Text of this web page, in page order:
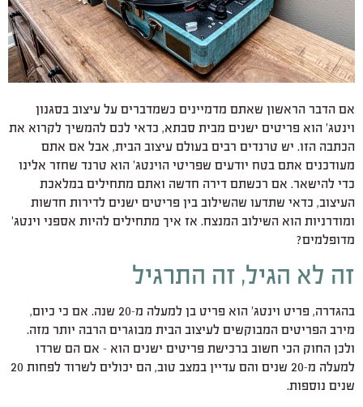
אם הדבר הראשון שאתם מדמיינים כשמדברים על עיצוב בסגנון
וינטג' הוא פריטים ישנים מבית סבתא, כדאי לכם להמשיך לקרוא את
הכתבה הזו. יש טרנדים רבים בעולם עיצוב הבית, אבל אם אתם
מעודכנים אתם בטח יודעים שפריטי הוינטג' הוא טרנד שחזר אלינו
כדי להישאר. אם רכשתם דירה חדשה ואתם מתחילים במלאכת
העיצוב, כדאי שתדעו שהשילוב בין פריטים ישנים לדירות חדשות
ומודרניות הוא השילוב המנצח. אז איך מתחילים להיות אספני וינטג'
מדופלמים?
זה לא הגיל, זה התרגיל
בהגדרה, פריט וינטג' הוא פריט בן למעלה מ-20 שנה. אם כי כיום,
מירב הפריטים המבוקשים לעיצוב הבית מבוגרים הרבה יותר מזה.
ולכן החוק הכי חשוב ברכישת פריטים ישנים הוא – אם הם שרדו
למעלה מ-20 שנים והם עדיין במצב טוב, הם יכולים לשרוד לפחות 20
שנים נוספות.